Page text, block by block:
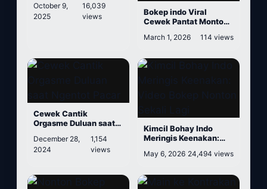
October 9,
2025
16,039
views
Bokep indo Viral
Cewek Pantat Montok
sampai Keluar Di dalam
March 1, 2026 114 views
Cewek Cantik
Orgasme Duluan saat
December 28,
2024
1,154
views
Kimcil Bohay Indo
Meringis Keenakan:
Sekali Lagi
May 6, 2026 24,494 views